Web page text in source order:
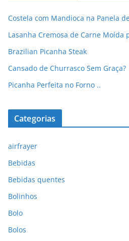
Costela com Mandioca na Panela
Lasanha Cremosa de Carne Moída
Brazilian Picanha Steak
Cansado de Churrasco Sem Graça?
Picanha Perfeita no Forno ..
Categorias
airfrayer
Bebidas
Bebidas quentes
Bolinhos
Bolo
Bolos